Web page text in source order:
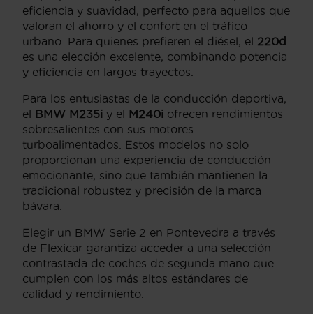
eficiencia y suavidad, perfecto para aquellos que
valoran el ahorro y el confort en el tráfico
urbano. Para quienes prefieren el diésel, el 220d
es una elección excelente, combinando potencia
y eficiencia en largos trayectos.
Para los entusiastas de la conducción deportiva,
el
BMW M235i y el M240i ofrecen rendimientos
sobresalientes con sus motores
turboalimentados. Estos modelos no solo
proporcionan una experiencia de conducción
emocionante, sino que también mantienen la
tradicional robustez y precisión de la marca
bávara.
Elegir un BMW Serie 2 en Pontevedra a través
de Flexicar garantiza acceder a una selección
contrastada de coches de segunda mano que
cumplen con los más altos estándares de
calidad y rendimiento.